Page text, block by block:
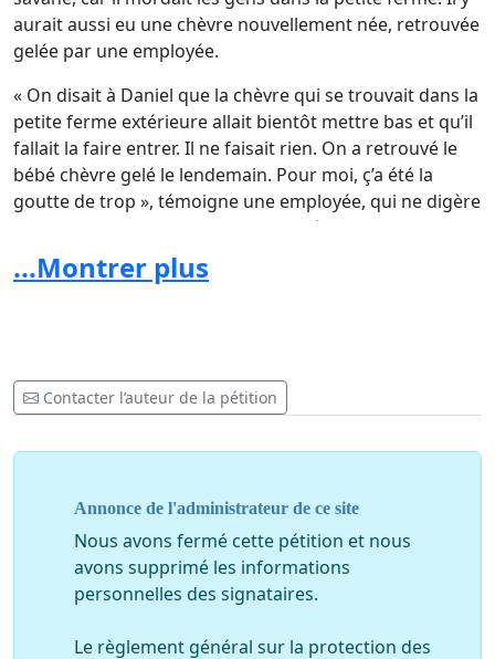
aurait aussi eu une chèvre nouvellement née, retrouvée
gelée par une employée.
« On disait à Daniel que la chèvre qui se trouvait dans la
petite ferme extérieure allait bientôt mettre bas et qu’il
fallait la faire entrer. Il ne faisait rien. On a retrouvé le
bébé chèvre gelé le lendemain. Pour moi, ç’a été la
goutte de trop », témoigne une employée, qui ne digère
toujours pas la façon dont le propriétaire traiterait les
animaux.
dernières années par manque de soins. Des gens non
compétents auraient aussi fait des interventions
sans formation spécifique, qui n’ont souvent qu’un
effectué des points de suture sur des animaux, dont
des félins. Certaines employées auraient même castré
un ours. Le propriétaire Daniel Gagnon aurait aussi fait
des actes médicaux, dont l’amputation de renards en
...Montrer plus
Contacter l’auteur de la pétition
Annonce de l'administrateur de ce site
Nous avons fermé cette pétition et nous
avons supprimé les informations
personnelles des signataires.
Le règlement général sur la protection des